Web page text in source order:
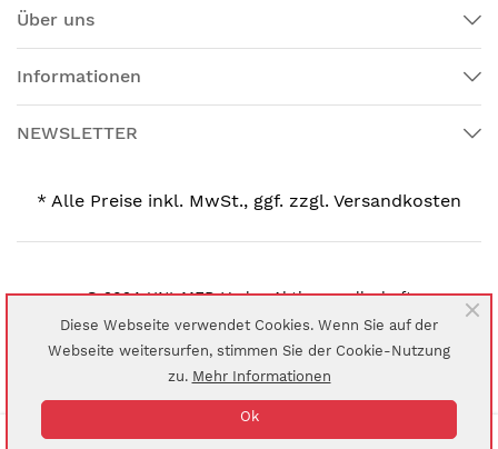
Über uns
Informationen
NEWSLETTER
* Alle Preise inkl. MwSt., ggf. zzgl. Versandkosten
© 2024 UNI-MED Verlag Aktiengesellschaft
Diese Webseite verwendet Cookies. Wenn Sie auf der
Webseite weitersurfen, stimmen Sie der Cookie-Nutzung
zu. Mehr Informationen
Ok